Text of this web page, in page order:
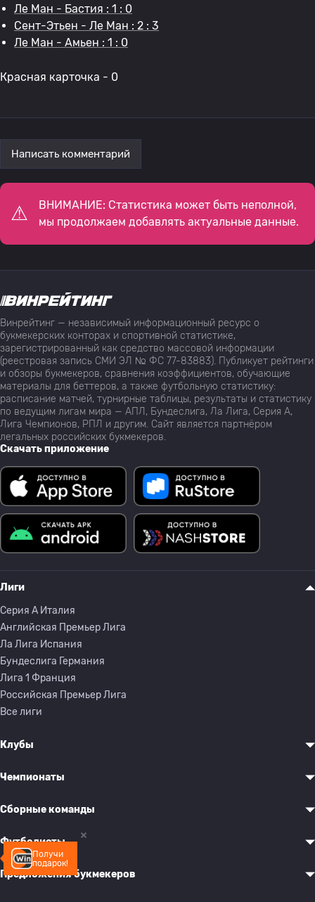
Ле Ман - Бастия : 1 : 0
Сент-Этьен - Ле Ман : 2 : 3
Ле Ман - Амьен : 1 : 0
Красная карточка - 0
Написать комментарий
ВНИМАНИЕ: Статистика может быть неполной,
мы продолжаем добавлять актуальные данные.
Получи
подарок!
Винрейтинг — независимый информационный ресурс о
букмекерских конторах и спортивной статистике,
зарегистрированный как средство массовой информации
(реестровая запись СМИ ЭЛ № ФС 77-83883). Публикует рейтинги
и обзоры букмекеров, сравнения коэффициентов, обучающие
материалы для беттеров, а также футбольную статистику:
расписание матчей, турнирные таблицы, результаты и статистику
по ведущим лигам мира — АПЛ, Бундеслига, Ла Лига, Серия А,
Лига Чемпионов, РПЛ и другим. Сайт является партнёром
легальных российских букмекеров.
Скачать приложение
Лиги
Серия A Италия
Английская Премьер Лига
Ла Лига Испания
Бундеслига Германия
Лига 1 Франция
Российская Премьер Лига
Все лиги
Клубы
Чемпионаты
Сборные команды
Футболисты
Предложения букмекеров